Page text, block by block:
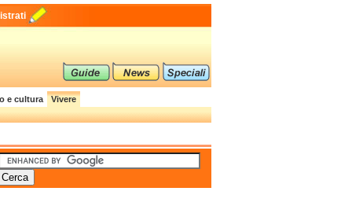
e cultura Vivere